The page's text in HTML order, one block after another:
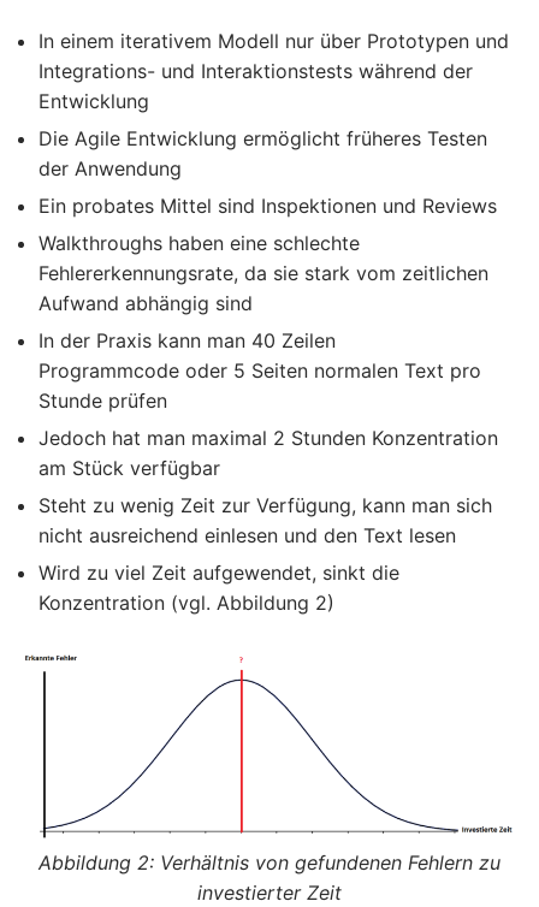
In einem iterativem Modell nur über Prototypen und
Integrations- und Interaktionstests während der
Entwicklung
Die Agile Entwicklung ermöglicht früheres Testen
der Anwendung
Ein probates Mittel sind Inspektionen und Reviews
Walkthroughs haben eine schlechte
Fehlererkennungsrate, da sie stark vom zeitlichen
Aufwand abhängig sind
In der Praxis kann man 40 Zeilen
Programmcode oder 5 Seiten normalen Text pro
Stunde prüfen
Jedoch hat man maximal 2 Stunden Konzentration
am Stück verfügbar
Steht zu wenig Zeit zur Verfügung, kann man sich
nicht ausreichend einlesen und den Text lesen
Wird zu viel Zeit aufgewendet, sinkt die
Konzentration (vgl. Abbildung 2)
Verhältnis von gefundenen Fehlern zu
investierter Zeit